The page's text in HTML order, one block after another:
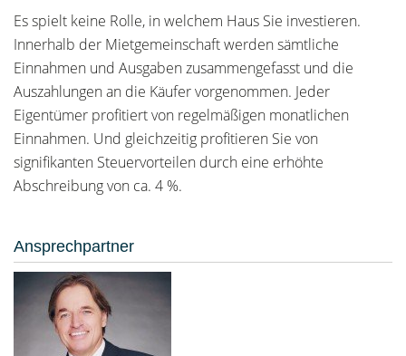
Es spielt keine Rolle, in welchem Haus Sie investieren.
Innerhalb der Mietgemeinschaft werden sämtliche
Einnahmen und Ausgaben zusammengefasst und die
Auszahlungen an die Käufer vorgenommen. Jeder
Eigentümer profitiert von regelmäßigen monatlichen
Einnahmen. Und gleichzeitig profitieren Sie von
signifikanten Steuervorteilen durch eine erhöhte
Abschreibung von ca. 4 %.
Ansprechpartner